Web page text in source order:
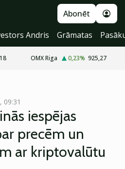
Abonēt
Andris Grāmatas
OMX Riga 0,23% 925,27
09:31
iespējas
precēm un
ar kriptovalūtu